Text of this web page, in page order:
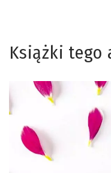
Książki tego